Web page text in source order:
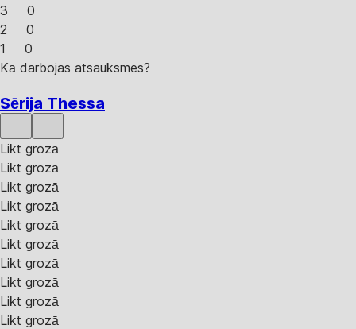
3
0
2
0
1
0
Kā darbojas atsauksmes?
Sērija Thessa
Likt grozā
Likt grozā
Likt grozā
Likt grozā
Likt grozā
Likt grozā
Likt grozā
Likt grozā
Likt grozā
Likt grozā